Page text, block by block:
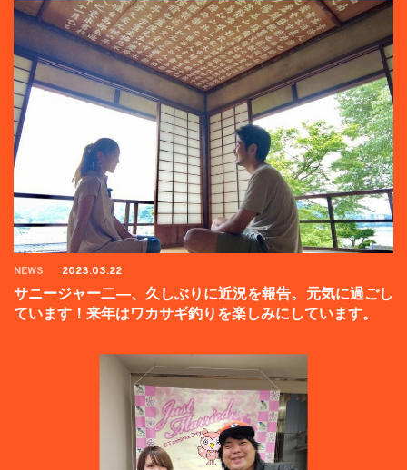
NEWS 2023.03.22
サニージャー二―、久しぶりに近況を報告。元気に過ごし
ています！来年はワカサギ釣りを楽しみにしています。